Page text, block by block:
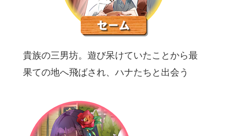
貴族の三男坊。遊び呆けていたことから最
果ての地へ飛ばされ、ハナたちと出会う